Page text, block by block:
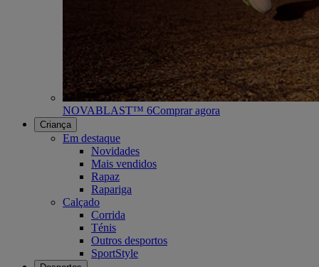
NOVABLAST™ 6Comprar agora
Criança
Em destaque
Novidades
Mais vendidos
Rapaz
Rapariga
Calçado
Corrida
Ténis
Outros desportos
SportStyle